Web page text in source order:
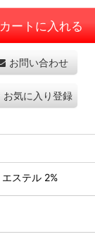
ートに入れる
お問い合わせ
お気に入り登録
ステル 2%